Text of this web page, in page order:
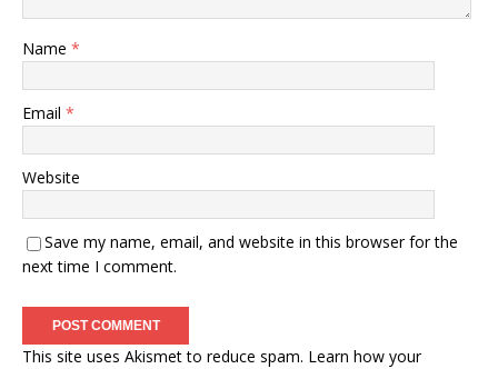
Name *
Email *
Website
Save my name, email, and website in this browser for the
next time I comment.
This site uses Akismet to reduce spam. Learn how your